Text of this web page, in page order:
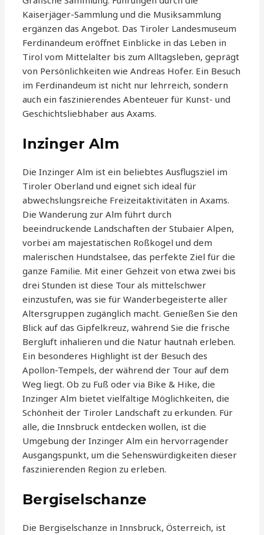
Kaiserjäger-Sammlung und die Musiksammlung
ergänzen das Angebot. Das Tiroler Landesmuseum
Ferdinandeum eröffnet Einblicke in das Leben in
Tirol vom Mittelalter bis zum Alltagsleben, geprägt
von Persönlichkeiten wie Andreas Hofer. Ein Besuch
im Ferdinandeum ist nicht nur lehrreich, sondern
auch ein faszinierendes Abenteuer für Kunst- und
Geschichtsliebhaber aus Axams.
Inzinger Alm
Die Inzinger Alm ist ein beliebtes Ausflugsziel im
Tiroler Oberland und eignet sich ideal für
abwechslungsreiche Freizeitaktivitäten in Axams.
Die Wanderung zur Alm führt durch
beeindruckende Landschaften der Stubaier Alpen,
vorbei am majestätischen Roßkogel und dem
malerischen Hundstalsee, das perfekte Ziel für die
ganze Familie. Mit einer Gehzeit von etwa zwei bis
drei Stunden ist diese Tour als mittelschwer
einzustufen, was sie für Wanderbegeisterte aller
Altersgruppen zugänglich macht. Genießen Sie den
Blick auf das Gipfelkreuz, während Sie die frische
Bergluft inhalieren und die Natur hautnah erleben.
Ein besonderes Highlight ist der Besuch des
Apollon-Tempels, der während der Tour auf dem
Weg liegt. Ob zu Fuß oder via Bike & Hike, die
Inzinger Alm bietet vielfältige Möglichkeiten, die
Schönheit der Tiroler Landschaft zu erkunden. Für
alle, die Innsbruck entdecken wollen, ist die
Umgebung der Inzinger Alm ein hervorragender
Ausgangspunkt, um die Sehenswürdigkeiten dieser
faszinierenden Region zu erleben.
Bergiselschanze
Die Bergiselschanze in Innsbruck, Österreich, ist